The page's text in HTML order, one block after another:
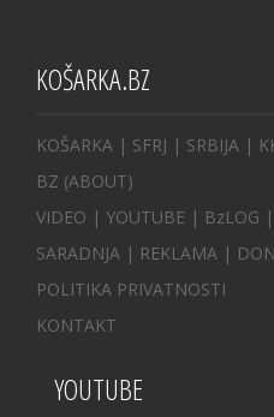
KOŠARKA.BZ
KOŠARKA | SFRJ | SRBIJA |
BZ (ABOUT)
VIDEO | YOUTUBE | BzLOG |
SARADNJA | REKLAMA |
POLITIKA PRIVATNOSTI
KONTAKT
YOUTUBE